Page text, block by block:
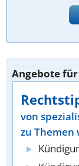
Angebote für
von
zu Themen